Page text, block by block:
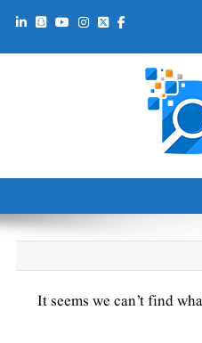
It seems we can’t find